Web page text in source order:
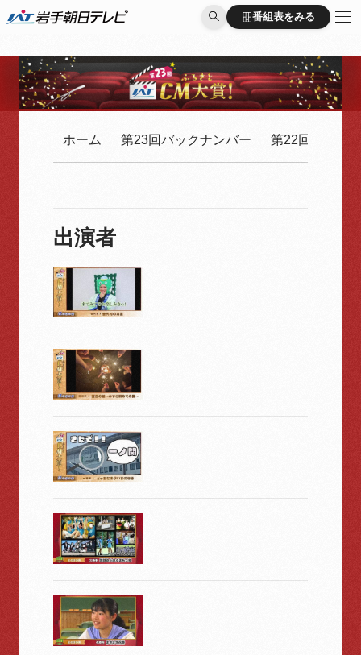
番組表をみる
番組表をみる
ホーム 第23回バックナンバー 第22回バック
出演者